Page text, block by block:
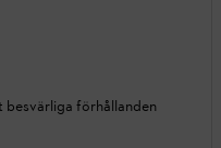
besvärliga förhållanden